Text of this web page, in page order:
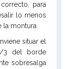
para
lo menos
la montura.
situar el
3 del borde
sobresalga